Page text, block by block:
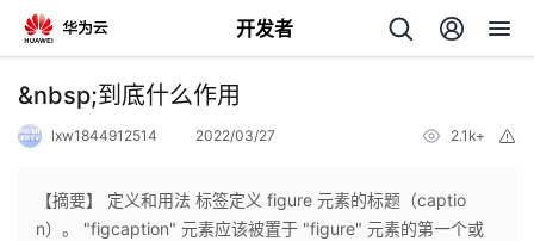
开发者
返
&nbsp;到底什么作用
lxw1844912514 2022/03/27 2.1k+
【摘要】 定义和用法 标签定义 figure 元素的标题（captio
n）。 "figcaption" 元素应该被置于 "figure" 元素的第一个或